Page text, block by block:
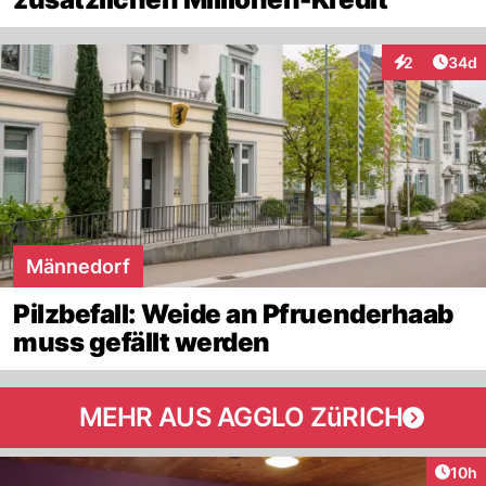
2
Interaktionen
34d
Männedorf
Pilzbefall: Weide an Pfruenderhaab
muss gefällt werden
MEHR AUS AGGLO ZüRICH
10h